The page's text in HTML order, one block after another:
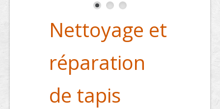
Nettoyage et
réparation
de tapis